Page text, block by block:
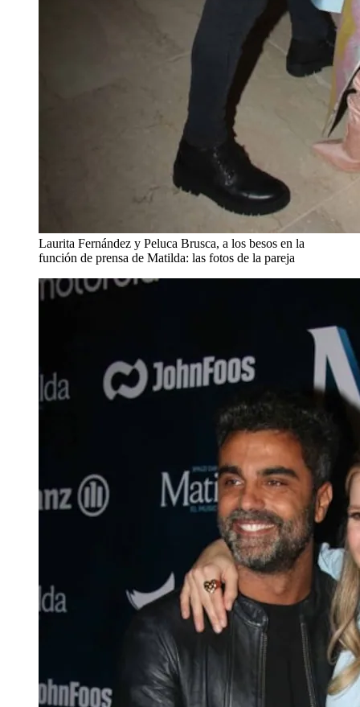
Laurita Fernández y Peluca Brusca, a los besos en la
función de prensa de Matilda: las fotos de la pareja